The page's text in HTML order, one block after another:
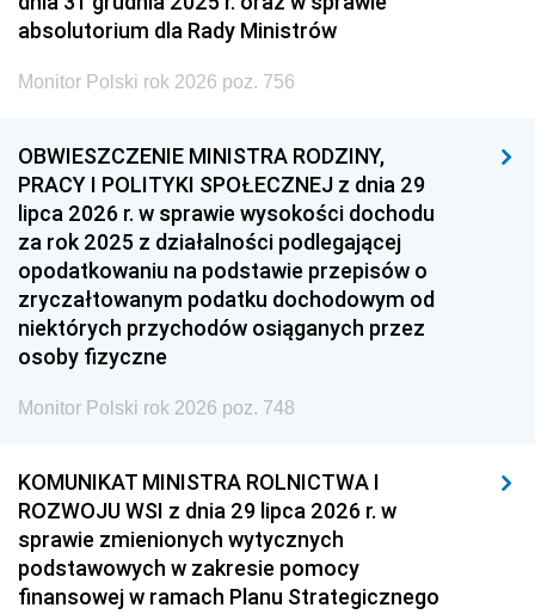
absolutorium dla Rady Ministrów
Monitor Polski rok 2026 poz. 756
OBWIESZCZENIE MINISTRA RODZINY,
PRACY I POLITYKI SPOŁECZNEJ z dnia 29
lipca 2026 r. w sprawie wysokości dochodu
za rok 2025 z działalności podlegającej
opodatkowaniu na podstawie przepisów o
zryczałtowanym podatku dochodowym od
niektórych przychodów osiąganych przez
osoby fizyczne
Monitor Polski rok 2026 poz. 748
KOMUNIKAT MINISTRA ROLNICTWA I
ROZWOJU WSI z dnia 29 lipca 2026 r. w
sprawie zmienionych wytycznych
podstawowych w zakresie pomocy
finansowej w ramach Planu Strategicznego